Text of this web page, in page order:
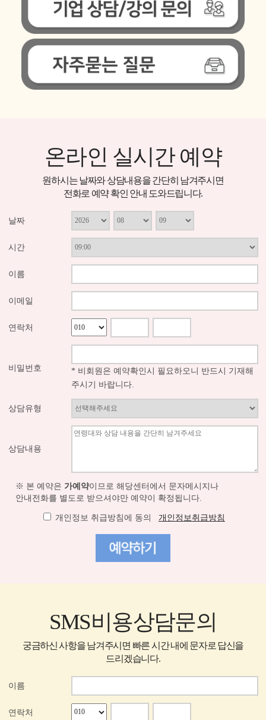
온라인 실시간 예약
원하시는 날짜와 상담내용을 간단히 남겨주시면
전화로 예약 확인 안내 도와드립니다.
날짜
시간
이름
이메일
연락처
비밀번호
* 비회원은 예약확인시 필요하오니 반드시 기재해
주시기 바랍니다.
상담유형
상담내용
※ 본 예약은 가예약이므로 해당센터에서 문자메시지나
안내전화를 별도로 받으셔야만 예약이 확정됩니다.
개인정보 취급방침에 동의 개인정보취급방침
SMS비용상담문의
궁금하신 사항을 남겨주시면 빠른 시간 내에 문자로 답신을
드리겠습니다.
이름
연락처